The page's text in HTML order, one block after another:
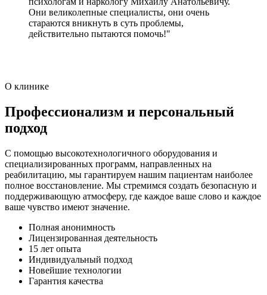
Они великолепные специалисты, они очень
стараются вникнуть в суть проблемы,
действительно пытаются помочь!"
О клинике
Профессионализм и персональный
подход
С помощью высокотехнологичного оборудования и
специализированных программ, направленных на
реабилитацию, мы гарантируем нашим пациентам наиболее
полное восстановление. Мы стремимся создать безопасную и
поддерживающую атмосферу, где каждое ваше слово и каждое
ваше чувство имеют значение.
Полная анонимность
Лицензированная деятельность
15 лет опыта
Индивидуальный подход
Новейшие технологии
Гарантия качества